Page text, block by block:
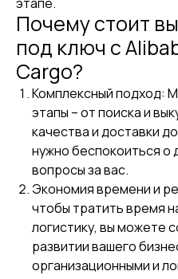
Почему стоит
под ключ с
Cargo?
Комплексный подход:
этапы – от поиска и
качества и доставки
нужно беспокоиться о
вопросы за вас.
Экономия времени и
чтобы тратить время
логистику, вы можете
развитии вашего
организационными и